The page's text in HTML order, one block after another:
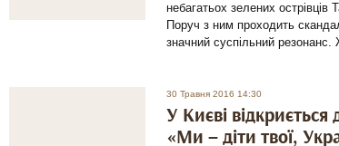
небагатьох зелених острівців
Поруч з ним проходить
значний суспільний
30 Травня 2016 14:30
У Києві
«Ми – діти твої,